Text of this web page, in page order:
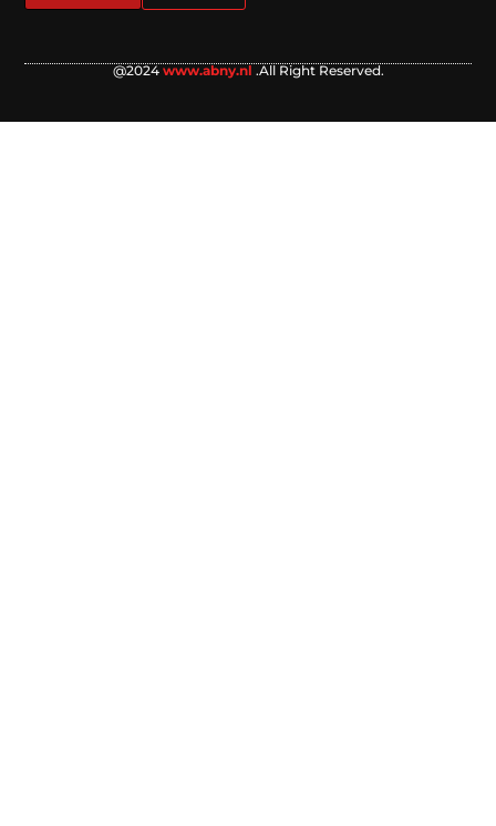
@2024 www.abny.nl .All Right Reserved.